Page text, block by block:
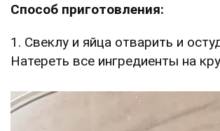
Способ приготовления:
1. Свеклу и яйца отварить и
Натереть все ингредиенты на